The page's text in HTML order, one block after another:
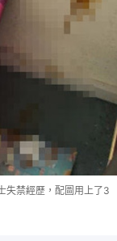
失禁經歷，配圖用上了3